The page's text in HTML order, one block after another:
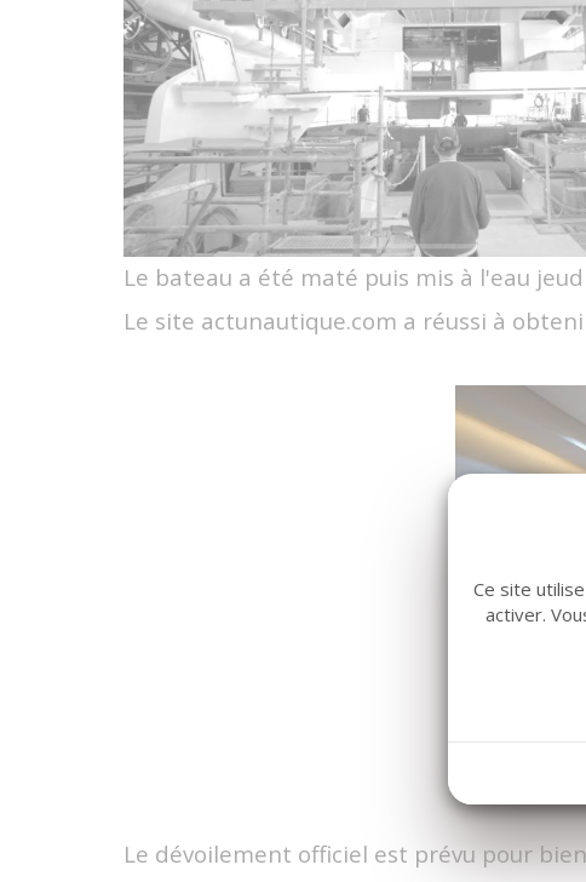
Le bateau a été maté puis mis à l'eau
Le site actunautique.com a réussi à
Le dévoilement officiel est prévu pour
Ce site
activer.